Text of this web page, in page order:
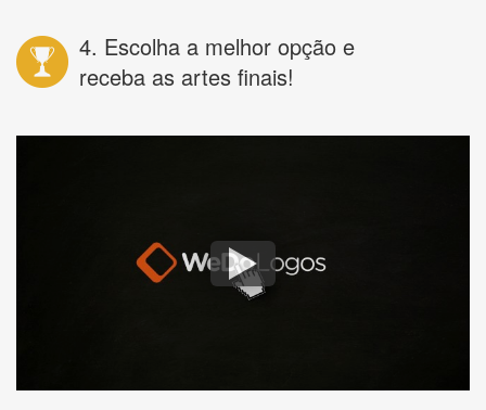
4. Escolha a melhor opção e
receba as artes finais!